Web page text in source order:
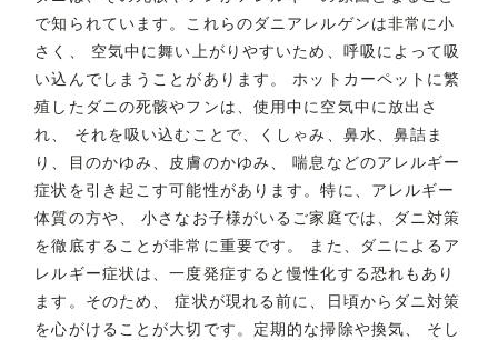
で知られています。これらのダニアレルゲンは非常に小
さく、 空気中に舞い上がりやすいため、呼吸によって吸
い込んでしまうことがあります。 ホットカーペットに繁
殖したダニの死骸やフンは、使用中に空気中に放出さ
れ、 それを吸い込むことで、くしゃみ、鼻水、鼻詰ま
り、目のかゆみ、皮膚のかゆみ、 喘息などのアレルギー
症状を引き起こす可能性があります。特に、アレルギー
体質の方や、 小さなお子様がいるご家庭では、ダニ対策
を徹底することが非常に重要です。 また、ダニによるア
レルギー症状は、一度発症すると慢性化する恐れもあり
ます。そのため、 症状が現れる前に、日頃からダニ対策
を心がけることが大切です。定期的な掃除や換気、 そし